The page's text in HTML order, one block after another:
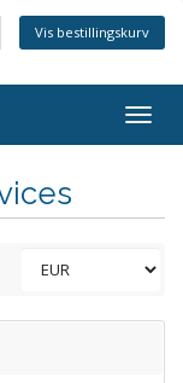
Vis bestillingskurv